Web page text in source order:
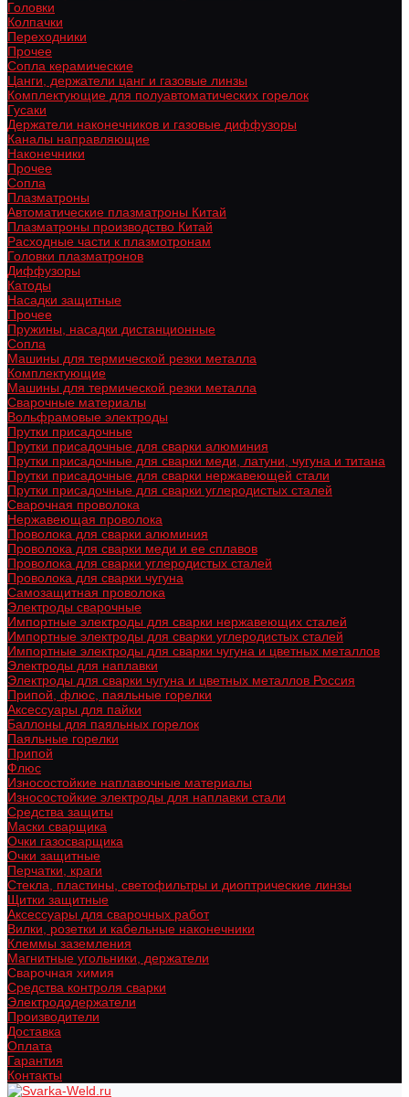
Головки
Колпачки
Переходники
Прочее
Сопла керамические
Цанги, держатели цанг и газовые линзы
Комплектующие для полуавтоматических горелок
Гусаки
Держатели наконечников и газовые диффузоры
Каналы направляющие
Наконечники
Прочее
Сопла
Плазматроны
Автоматические плазматроны Китай
Плазматроны производство Китай
Расходные части к плазмотронам
Головки плазматронов
Диффузоры
Катоды
Насадки защитные
Прочее
Пружины, насадки дистанционные
Сопла
Машины для термической резки металла
Комплектующие
Машины для термической резки металла
Сварочные материалы
Вольфрамовые электроды
Прутки присадочные
Прутки присадочные для сварки алюминия
Прутки присадочные для сварки меди, латуни, чугуна и титана
Прутки присадочные для сварки нержавеющей стали
Прутки присадочные для сварки углеродистых сталей
Сварочная проволока
Нержавеющая проволока
Проволока для сварки алюминия
Проволока для сварки меди и ее сплавов
Проволока для сварки углеродистых сталей
Проволока для сварки чугуна
Самозащитная проволока
Электроды сварочные
Импортные электроды для сварки нержавеющих сталей
Импортные электроды для сварки углеродистых сталей
Импортные электроды для сварки чугуна и цветных металлов
Электроды для наплавки
Электроды для сварки чугуна и цветных металлов Россия
Припой, флюс, паяльные горелки
Аксессуары для пайки
Баллоны для паяльных горелок
Паяльные горелки
Припой
Флюс
Износостойкие наплавочные материалы
Износостойкие электроды для наплавки стали
Средства защиты
Маски сварщика
Очки газосварщика
Очки защитные
Перчатки, краги
Стекла, пластины, светофильтры и диоптрические линзы
Щитки защитные
Аксессуары для сварочных работ
Вилки, розетки и кабельные наконечники
Клеммы заземления
Магнитные угольники, держатели
Сварочная химия
Средства контроля сварки
Электрододержатели
Производители
Доставка
Оплата
Гарантия
Контакты